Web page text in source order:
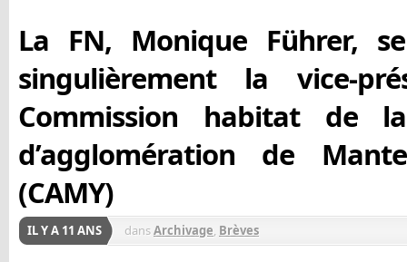
La FN, Monique Führer,
singulièrement la vice-
Commission habitat de
d’agglomération de
(CAMY)
IL Y A 11 ANS dansArchivage, Brèves